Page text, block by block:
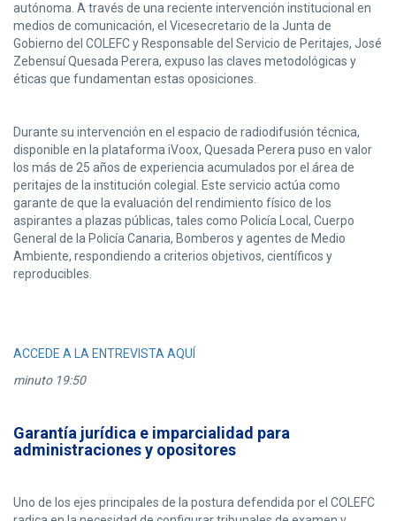
autónoma. A través de una reciente intervención institucional en
medios de comunicación, el Vicesecretario de la Junta de
Gobierno del COLEFC y Responsable del Servicio de Peritajes, José
Zebensuí Quesada Perera, expuso las claves metodológicas y
éticas que fundamentan estas oposiciones.
Durante su intervención en el espacio de radiodifusión técnica,
disponible en la plataforma iVoox, Quesada Perera puso en valor
los más de 25 años de experiencia acumulados por el área de
peritajes de la institución colegial. Este servicio actúa como
garante de que la evaluación del rendimiento físico de los
aspirantes a plazas públicas, tales como Policía Local, Cuerpo
General de la Policía Canaria, Bomberos y agentes de Medio
Ambiente, respondiendo a criterios objetivos, científicos y
reproducibles.
ACCEDE A LA ENTREVISTA AQUÍ
minuto 19:50
Garantía jurídica e imparcialidad para
administraciones y opositores
Uno de los ejes principales de la postura defendida por el COLEFC